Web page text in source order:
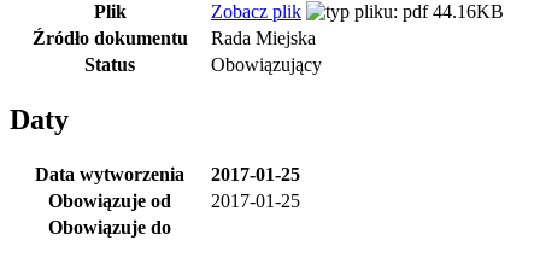
Plik
Zobacz plik
44.16KB
Źródło dokumentu
Rada Miejska
Status
Obowiązujący
Daty
Data wytworzenia
2017-01-25
Obowiązuje od
2017-01-25
Obowiązuje do